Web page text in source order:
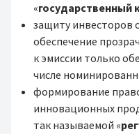
«государственный
защиту инвесторов
обеспечение
к эмиссии только
числе
формирование
инновационных
так называемой «